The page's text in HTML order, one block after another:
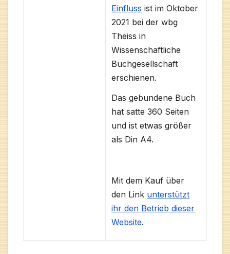
Einfluss ist im Oktober
2021 bei der wbg
Theiss in
Wissenschaftliche
Buchgesellschaft
erschienen.
Das gebundene Buch
hat satte 360 Seiten
und ist etwas größer
als Din A4.
Mit dem Kauf über
den Link unterstützt
ihr den Betrieb dieser
Website.